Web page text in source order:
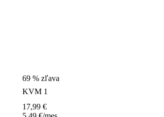
69 % zľava
KVM 1
17,99 €